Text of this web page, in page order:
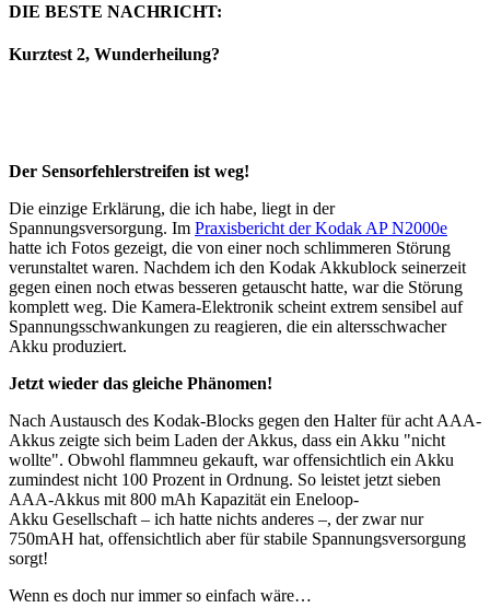
DIE BESTE NACHRICHT:
Kurztest 2, Wunderheilung?
Der Sensorfehlerstreifen ist weg!
Die einzige Erklärung, die ich habe, liegt in der
Spannungsversorgung. Im Praxisbericht der Kodak AP N2000e
hatte ich Fotos gezeigt, die von einer noch schlimmeren Störung
verunstaltet waren. Nachdem ich den Kodak Akkublock seinerzeit
gegen einen noch etwas besseren getauscht hatte, war die Störung
komplett weg. Die Kamera-Elektronik scheint extrem sensibel auf
Spannungsschwankungen zu reagieren, die ein altersschwacher
Akku produziert.
Jetzt wieder das gleiche Phänomen!
Nach Austausch des Kodak-Blocks gegen den Halter für acht AAA-
Akkus zeigte sich beim Laden der Akkus, dass ein Akku "nicht
wollte". Obwohl flammneu gekauft, war offensichtlich ein Akku
zumindest nicht 100 Prozent in Ordnung. So leistet jetzt sieben
AAA-Akkus mit 800 mAh Kapazität ein Eneloop-
Akku Gesellschaft – ich hatte nichts anderes –, der zwar nur
750mAH hat, offensichtlich aber für stabile Spannungsversorgung
sorgt!
Wenn es doch nur immer so einfach wäre…